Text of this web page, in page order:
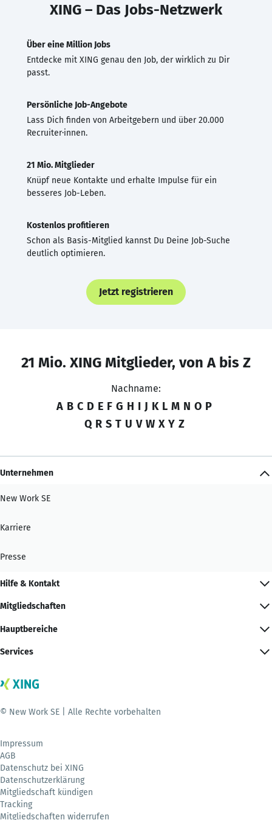
XING – Das Jobs-Netzwerk
Über eine Million Jobs
Entdecke mit XING genau den Job, der wirklich zu Dir
passt.
Persönliche Job-Angebote
Lass Dich finden von Arbeitgebern und über 20.000
Recruiter·innen.
21 Mio. Mitglieder
Knüpf neue Kontakte und erhalte Impulse für ein
besseres Job-Leben.
Kostenlos profitieren
Schon als Basis-Mitglied kannst Du Deine Job-Suche
deutlich optimieren.
Jetzt registrieren
21 Mio. XING Mitglieder, von A bis Z
Nachname:
A B C D E F G H I J K L M N O P
Q R S T U V W X Y Z
Unternehmen
New Work SE
Karriere
Presse
Hilfe & Kontakt
Mitgliedschaften
Hauptbereiche
Services
© New Work SE | Alle Rechte vorbehalten
Impressum
AGB
Datenschutz bei XING
Datenschutzerklärung
Mitgliedschaft kündigen
Tracking
Mitgliedschaften widerrufen